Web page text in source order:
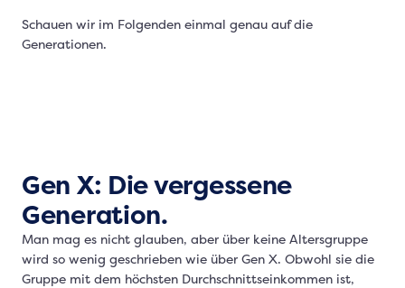
Schauen wir im Folgenden einmal genau auf die
Generationen.
Gen X: Die vergessene
Generation.
Man mag es nicht glauben, aber über keine Altersgruppe
wird so wenig geschrieben wie über Gen X. Obwohl sie die
Gruppe mit dem höchsten Durchschnittseinkommen ist,